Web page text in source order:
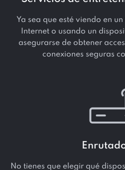
Ya sea que esté viendo en
Internet o usando un
asegurarse de obtener
conexiones seguras
No tienes que elegir qué